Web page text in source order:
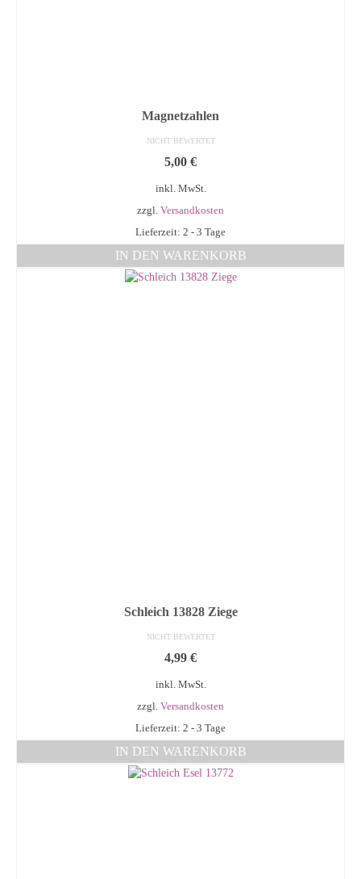
Magnetzahlen
NICHT BEWERTET
5,00 €
inkl. MwSt.
zzgl. Versandkosten
Lieferzeit: 2 - 3 Tage
IN DEN WARENKORB
Schleich 13828 Ziege
NICHT BEWERTET
4,99 €
inkl. MwSt.
zzgl. Versandkosten
Lieferzeit: 2 - 3 Tage
IN DEN WARENKORB